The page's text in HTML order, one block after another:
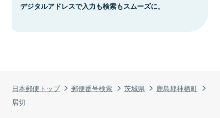
日本郵便トップ 郵便番号検索 茨城県
鹿島郡神栖町
居切
デジタルアドレスで入力も検索もスムーズに。